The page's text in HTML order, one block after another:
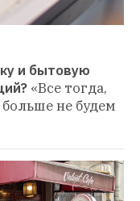
и бытовую
«Все тогда,
не будем